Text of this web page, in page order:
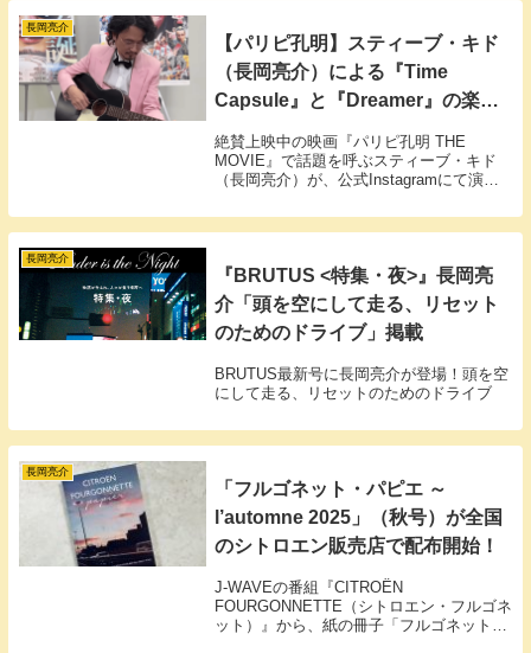
長岡亮介
【パリピ孔明】スティーブ・キド
（長岡亮介）による『Time
Capsule』と『Dreamer』の楽曲
コード解説動画が公開中！
絶賛上映中の映画『パリピ孔明 THE
MOVIE』で話題を呼ぶスティーブ・キド
（長岡亮介）が、公式Instagramにて演奏
長岡亮介
『BRUTUS <特集・夜>』長岡亮
介「頭を空にして走る、リセット
のためのドライブ」掲載
BRUTUS最新号に長岡亮介が登場！頭を空
にして走る、リセットのためのドライブ
長岡亮介
「フルゴネット・パピエ ～
l’automne 2025」（秋号）が全国
のシトロエン販売店で配布開始！
J-WAVEの番組『CITROËN
FOURGONNETTE（シトロエン・フルゴネ
ット）』から、紙の冊子「フルゴネット・